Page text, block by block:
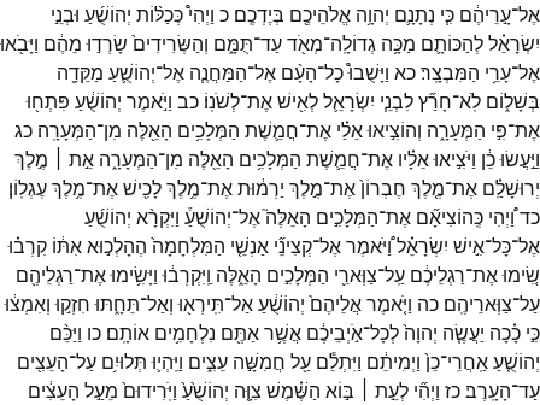
אֶל־עָ֣רֵיהֶ֔ם כִּ֧י נְתָנָ֛ם יְהוָ֥ה אֱלֹהֵיכֶ֖ם בְּיֶדְכֶֽם׃ כ וַיְהִי֩כְּכַלּ֨וֹת יְהוֹשֻׁ֜עַ וּבְנֵ֣י
יִשְׂרָאֵ֗ללְהַכּוֹתָ֛ם מַכָּ֥ה גְדוֹלָֽה־מְאֹ֖דעַד־תֻּמָּ֑ם וְהַשְּׂרִידִים֙ שָׂרְד֣וּ מֵהֶ֔ם וַיָּבֹ֖אוּ
אֶל־עָרֵ֥י הַמִּבְצָֽר׃כא וַיָּשֻׁבוּ֩כָל־הָעָ֨ם אֶל־הַמַּחֲנֶ֧ה אֶל־יְהוֹשֻׁ֛עַ מַקֵּדָ֖ה
בְּשָׁל֑וֹם לֹֽא־חָרַ֞ץלִבְנֵ֧י יִשְׂרָאֵ֛ללְאִ֖ישׁאֶת־לְשֹׁנֽוֹ׃ כב וַיֹּ֣אמֶר יְהוֹשֻׁ֔עַ פִּתְח֖וּ
אֶת־פִּ֣י הַמְּעָרָ֑ה וְהוֹצִ֣יאוּאֵלַ֗י אֶת־חֲמֵ֛שֶׁת הַמְּלָכִ֥ים הָאֵ֖לֶּה מִן־הַמְּעָרָֽה׃ כג
וַיַּ֣עֲשׂוּכֵ֔ן וַיֹּצִ֣יאוּאֵלָ֗יו אֶת־חֲמֵ֛שֶׁת הַמְּלָכִ֥ים הָאֵ֖לֶּה מִן־הַמְּעָרָ֑ה אֵ֣ת ׀
מֶ֣לֶךְ
יְרוּשָׁלִַ֗ם אֶת־מֶ֤לֶךְ חֶבְרוֹן֙אֶת־מֶ֣לֶךְ יַרְמ֔וּתאֶת־מֶ֥לֶךְלָכִ֖ישׁאֶת־מֶ֥לֶךְעֶגְלֽוֹן׃
כדוַ֠יְהִי כְּֽהוֹצִיאָ֞ם אֶת־הַמְּלָכִ֣ים הָאֵלֶּה֮אֶל־יְהוֹשֻׁעַ֒ וַיִּקְרָ֨א יְהוֹשֻׁ֜עַ
אֶל־כָּל־אִ֣ישׁ יִשְׂרָאֵ֗לוַ֠יֹּאמֶראֶל־קְצִינֵ֞י אַנְשֵׁ֤י הַמִּלְחָמָה֙ הֶהָלְכ֣וּאאִתּ֔וֹ קִרְב֗וּ
שִׂ֚ימוּאֶת־רַגְלֵיכֶ֔ם עַֽל־צַוְּארֵ֖י הַמְּלָכִ֣ים הָאֵ֑לֶּה וַֽיִּקְרְב֔וּ וַיָּשִׂ֥ימוּאֶת־רַגְלֵיהֶ֖ם
עַל־צַוְּארֵיהֶֽם׃ כה וַיֹּ֤אמֶראֲלֵיהֶם֙ יְהוֹשֻׁ֔עַאַל־תִּֽירְא֖וּ וְאַל־תֵּחָ֑תּוּ חִזְק֣וּ וְאִמְצ֔וּ
כִּ֣י כָ֗כָה יַעֲשֶׂ֤ה יְהוָה֙לְכָל־אֹ֣יְבֵיכֶ֔ם אֲשֶׁ֥ראַתֶּ֖ם נִלְחָמִ֥ים אוֹתָֽם׃ כו וַיַּכֵּ֨ם
יְהוֹשֻׁ֤עַאַֽחֲרֵי־כֵן֙ וַיְמִיתֵ֔ם וַיִּתְלֵ֕ם עַ֖ל חֲמִשָּׁ֣ה עֵצִ֑ים וַיִּֽהְי֛וּ תְּלוּיִ֥ם עַל־הָעֵצִ֖ים
עַד־הָעָֽרֶב׃כז וַיְהִ֞י לְעֵ֣ת ׀ בּ֣וֹא הַשֶּׁ֗מֶשׁ צִוָּ֤ה יְהוֹשֻׁ֙עַ֙ וַיֹּֽרִידוּם֙ מֵעַ֣ל הָעֵצִ֔ים